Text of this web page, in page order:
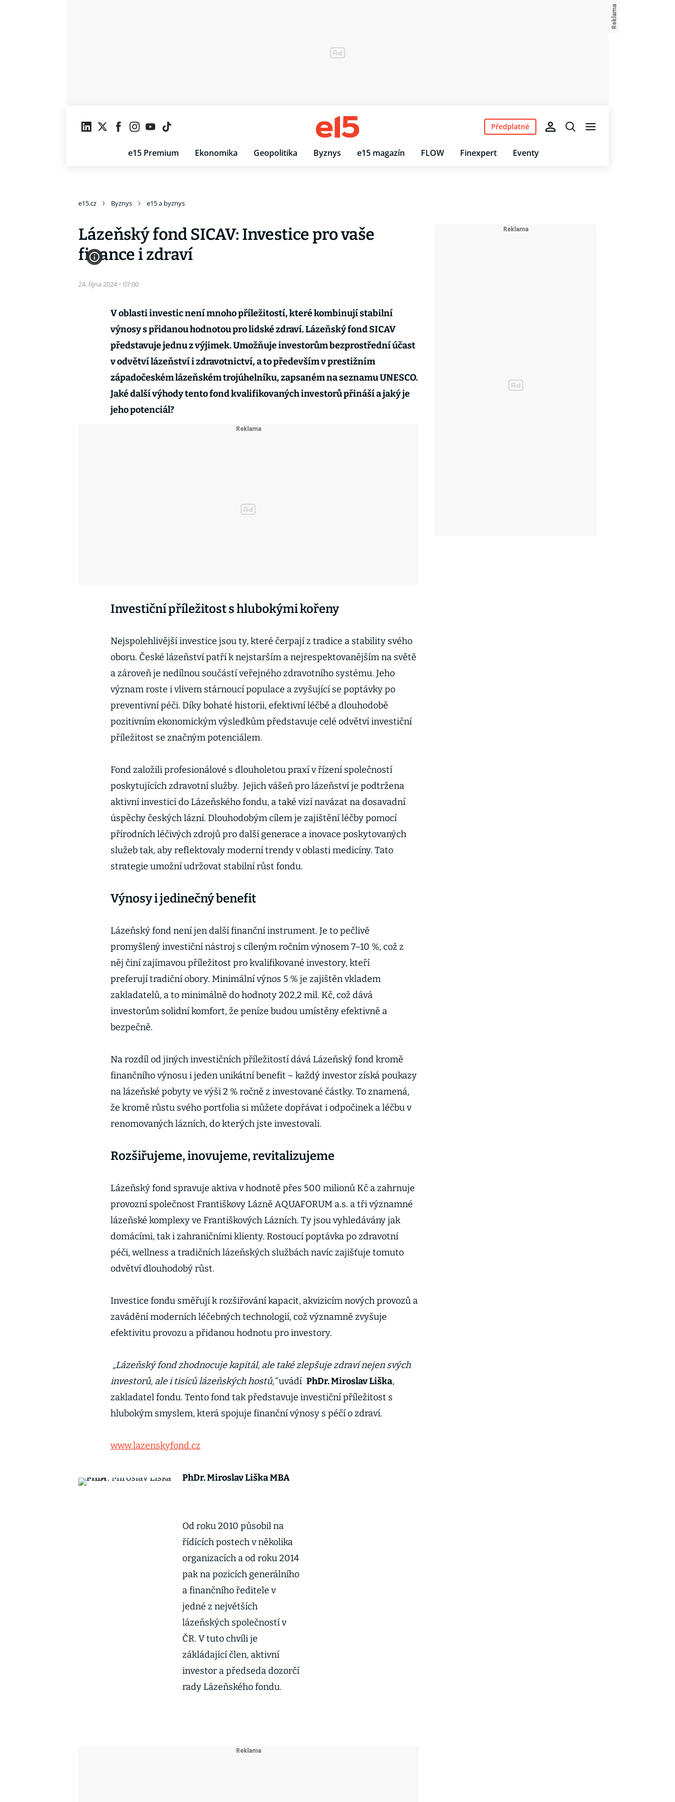
e15 Premium Ekonomika Geopolitika Byznys e15 magazín FLOW Finexpert Eventy
Předplatné
e15.cz Byznys e15 a byznys
Lázeňský fond SICAV: Investice pro vaše
finance i zdraví
24. října 2024 · 07:00
V oblasti investic není mnoho příležitostí, které kombinují stabilní
výnosy s přidanou hodnotou pro lidské zdraví. Lázeňský fond SICAV
představuje jednu z výjimek. Umožňuje investorům bezprostřední účast
v odvětví lázeňství i zdravotnictví, a to především v prestižním
západočeském lázeňském trojúhelníku, zapsaném na seznamu UNESCO.
Jaké další výhody tento fond kvalifikovaných investorů přináší a jaký je
jeho potenciál?
Investiční příležitost s hlubokými kořeny
Nejspolehlivější investice jsou ty, které čerpají z tradice a stability svého
oboru. České lázeňství patří k nejstarším a nejrespektovanějším na světě
a zároveň je nedílnou součástí veřejného zdravotního systému. Jeho
význam roste i vlivem stárnoucí populace a zvyšující se poptávky po
preventivní péči. Díky bohaté historii, efektivní léčbě a dlouhodobě
pozitivním ekonomickým výsledkům představuje celé odvětví investiční
příležitost se značným potenciálem.
Fond založili profesionálové s dlouholetou praxí v řízení společností
poskytujících zdravotní služby. Jejich vášeň pro lázeňství je podtržena
aktivní investicí do Lázeňského fondu, a také vizí navázat na dosavadní
úspěchy českých lázní. Dlouhodobým cílem je zajištění léčby pomocí
přírodních léčivých zdrojů pro další generace a inovace poskytovaných
služeb tak, aby reflektovaly moderní trendy v oblasti medicíny. Tato
strategie umožní udržovat stabilní růst fondu.
Výnosy i jedinečný benefit
Lázeňský fond není jen další finanční instrument. Je to pečlivě
promyšlený investiční nástroj s cíleným ročním výnosem 7–10 %, což z
něj činí zajímavou příležitost pro kvalifikované investory, kteří
preferují tradiční obory. Minimální výnos 5 % je zajištěn vkladem
zakladatelů, a to minimálně do hodnoty 202,2 mil. Kč, což dává
investorům solidní komfort, že peníze budou umístěny efektivně a
bezpečně.
Na rozdíl od jiných investičních příležitostí dává Lázeňský fond kromě
finančního výnosu i jeden unikátní benefit – každý investor získá poukazy
na lázeňské pobyty ve výši 2 % ročně z investované částky. To znamená,
že kromě růstu svého portfolia si můžete dopřávat i odpočinek a léčbu v
renomovaných lázních, do kterých jste investovali.
Rozšiřujeme, inovujeme, revitalizujeme
Lázeňský fond spravuje aktiva v hodnotě přes 500 milionů Kč a zahrnuje
provozní společnost Františkovy Lázně AQUAFORUM a.s. a tři významné
lázeňské komplexy ve Františkových Lázních. Ty jsou vyhledávány jak
domácími, tak i zahraničními klienty. Rostoucí poptávka po zdravotní
péči, wellness a tradičních lázeňských službách navíc zajišťuje tomuto
odvětví dlouhodobý růst.
Investice fondu směřují k rozšiřování kapacit, akvizicím nových provozů a
zavádění moderních léčebných technologií, což významně zvyšuje
efektivitu provozu a přidanou hodnotu pro investory.
„Lázeňský fond zhodnocuje kapitál, ale také zlepšuje zdraví nejen svých
investorů, ale i tisíců lázeňských hostů,“uvádí PhDr. Miroslav Liška,
zakladatel fondu. Tento fond tak představuje investiční příležitost s
hlubokým smyslem, která spojuje finanční výnosy s péčí o zdraví.
www.lazenskyfond.cz
PhDr. Miroslav Liška MBA
Od roku 2010 působil na
řídících postech v několika
organizacích a od roku 2014
pak na pozicích generálního
a finančního ředitele v
jedné z největších
lázeňských společností v
ČR. V tuto chvíli je
zákládající člen, aktivní
investor a předseda dozorčí
rady Lázeňského fondu.